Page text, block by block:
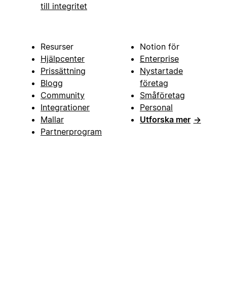
till integritet
Resurser
Hjälpcenter
Prissättning
Blogg
Community
Integrationer
Mallar
Partnerprogram
Notion för
Enterprise
Nystartade
företag
Småföretag
Personal
Utforska mer →